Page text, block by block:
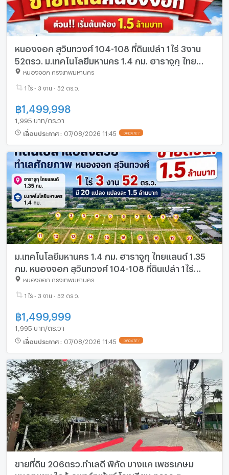
หนองจอก สุวินทวงศ์ 104-108 ที่ดินเปล่า 1ไร่ 3งาน
52ตรว. ม.เทคโนโลยีมหานคร 1.4 กม. ฮาราจูกุ ไทย
แลนด์ 1.35 กม. ขายด่วน 1.5ล้าน มี 20 แปลง
หนองจอก กรุงเทพมหานคร
1 ไร่ - 3 งาน - 52 ตร.ว.
฿1,499,998
1,995 บาท/ตร.วา
เลื่อนประกาศ : 07/08/2026 11:45 UPDATE !
ม.เทคโนโลยีมหานคร 1.4 กม. ฮาราจูกุ ไทยแลนด์ 1.35
กม. หนองจอก สุวินทวงศ์ 104-108 ที่ดินเปล่า 1ไร่
3งาน 52ตรว. ขายด่วน 1.5ล้าน มี 20 แปลง
หนองจอก กรุงเทพมหานคร
1 ไร่ - 3 งาน - 52 ตร.ว.
฿1,499,999
1,995 บาท/ตร.วา
เลื่อนประกาศ : 07/08/2026 11:45 UPDATE !
ขายที่ดิน 206ตรว.ทำเลดี พิกัด บางแค เพชรเกษม